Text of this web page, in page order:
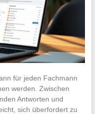
für jeden Fachmann
werden. Zwischen
Antworten und
sich überfordert zu